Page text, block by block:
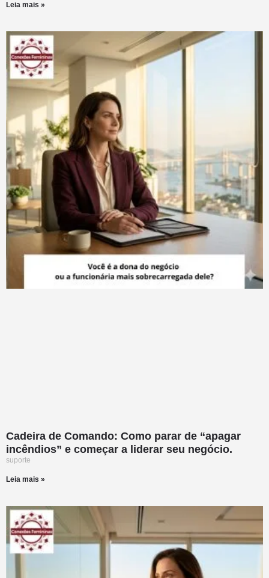
Leia mais »
Cadeira de Comando: Como parar de “apagar
incêndios” e começar a liderar seu negócio.
suporte
Leia mais »